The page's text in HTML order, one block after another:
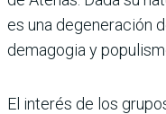
es una degeneración
demagogia y
El interés de los